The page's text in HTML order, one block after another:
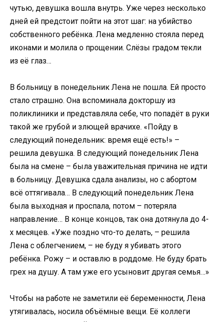
чутью, девушка вошла внутрь. Уже через несколько
дней ей предстоит пойти на этот шаг: на убийство
собственного ребёнка. Лена медленно стояла перед
иконами и молила о прощении. Слёзы градом текли
из её глаз…
В больницу в понедельник Лена не пошла. Ей просто
стало страшно. Она вспоминала докторшу из
поликлиники и представляла себе, что попадёт в руки
такой же грубой и злющей врачихе. «Пойду в
следующий понедельник: время ещё есть!» –
решила девушка. В следующий понедельник Лена
была на смене – была уважительная причина не идти
в больницу. Девушка сдала анализы, но с абортом
всё оттягивала… В следующий понедельник Лена
была выходная и проспала, потом – потеряла
направление… В конце концов, так она дотянула до 4-
х месяцев. «Уже поздно что-то делать, – решила
Лена с облегчением, – не буду я убивать этого
ребёнка. Рожу – и оставлю в роддоме. Не буду брать
грех на душу. А там уже его усыновит другая семья…»
Чтобы на работе не заметили её беременности, Лена
утягивалась, носила объёмные вещи. Её коллеги